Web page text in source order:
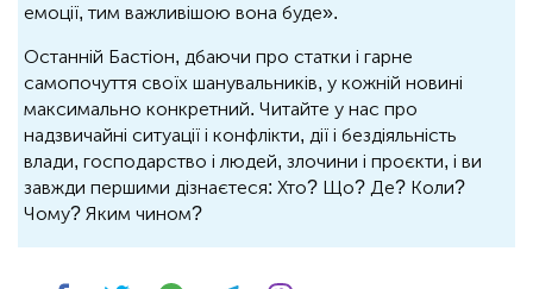
емоції, тим важливішою вона буде».
Останній Бастіон, дбаючи про статки і гарне
самопочуття своїх шанувальників, у кожній новині
максимально конкретний. Читайте у нас про
надзвичайні ситуації і конфлікти, дії і бездіяльність
влади, господарство і людей, злочини і проєкти, і ви
завжди першими дізнаєтеся: Хто? Що? Де? Коли?
Чому? Яким чином?